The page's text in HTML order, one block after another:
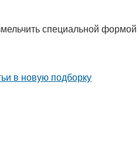
специальной формой